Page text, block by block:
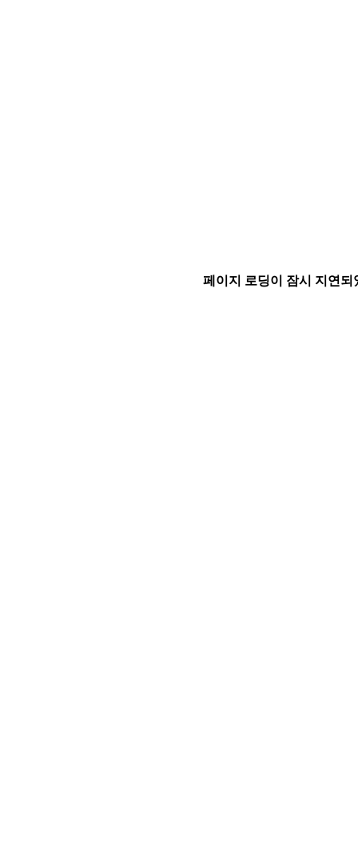
페이지 로딩이 잠시 지연